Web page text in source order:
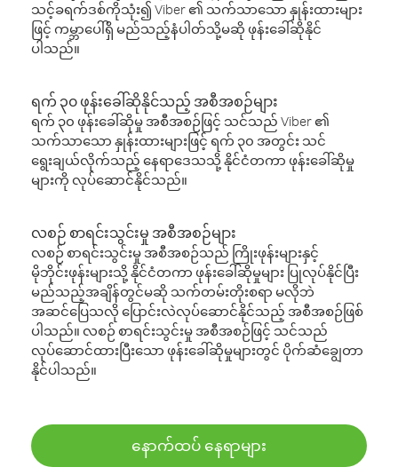
သင့်ခရက်ဒစ်ကိုသုံး၍ Viber ၏ သက်သာသော နှုန်းထားများ
ဖြင့် ကမ္ဘာပေါ်ရှိ မည်သည့်နံပါတ်သို့မဆို ဖုန်းခေါ်ဆိုနိုင်
ပါသည်။
ရက် ၃၀ ဖုန်းခေါ်ဆိုနိုင်သည့် အစီအစဉ်များ
ရက် ၃၀ ဖုန်းခေါ်ဆိုမှု အစီအစဉ်ဖြင့် သင်သည် Viber ၏
သက်သာသော နှုန်းထားများဖြင့် ရက် ၃၀ အတွင်း သင်
ရွေးချယ်လိုက်သည့် နေရာဒေသသို့ နိုင်ငံတကာ ဖုန်းခေါ်ဆိုမှု
များကို လုပ်ဆောင်နိုင်သည်။
လစဉ် စာရင်းသွင်းမှု အစီအစဉ်များ
လစဉ် စာရင်းသွင်းမှု အစီအစဉ်သည် ကြိုးဖုန်းများနှင့်
မိုဘိုင်းဖုန်းများသို့ နိုင်ငံတကာ ဖုန်းခေါ်ဆိုမှုများ ပြုလုပ်နိုင်ပြီး
မည်သည့်အချိန်တွင်မဆို သက်တမ်းတိုးစရာ မလိုဘဲ
အဆင်ပြေသလို ပြောင်းလဲလုပ်ဆောင်နိုင်သည့် အစီအစဉ်ဖြစ်
ပါသည်။ လစဉ် စာရင်းသွင်းမှု အစီအစဉ်ဖြင့် သင်သည်
လုပ်ဆောင်ထားပြီးသော ဖုန်းခေါ်ဆိုမှုများတွင် ပိုက်ဆံချွေတာ
နိုင်ပါသည်။
နောက်ထပ် နေရာများ